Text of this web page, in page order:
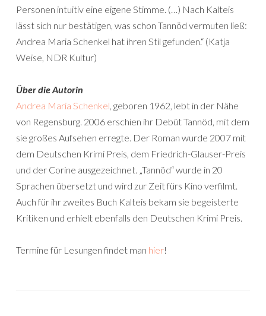
Personen intuitiv eine eigene Stimme. (…) Nach Kalteis
lässt sich nur bestätigen, was schon Tannöd vermuten ließ:
Andrea Maria Schenkel hat ihren Stil gefunden.“ (Katja
Weise, NDR Kultur)
Über die Autorin
Andrea Maria Schenkel, geboren 1962, lebt in der Nähe
von Regensburg. 2006 erschien ihr Debüt Tannöd, mit dem
sie großes Aufsehen erregte. Der Roman wurde 2007 mit
dem Deutschen Krimi Preis, dem Friedrich-Glauser-Preis
und der Corine ausgezeichnet. „Tannöd“ wurde in 20
Sprachen übersetzt und wird zur Zeit fürs Kino verfilmt.
Auch für ihr zweites Buch Kalteis bekam sie begeisterte
Kritiken und erhielt ebenfalls den Deutschen Krimi Preis.
Termine für Lesungen findet man hier!